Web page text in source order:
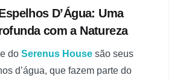
D’Água: Uma
com a Natureza
do Serenus House são seus
d’água, que fazem parte do